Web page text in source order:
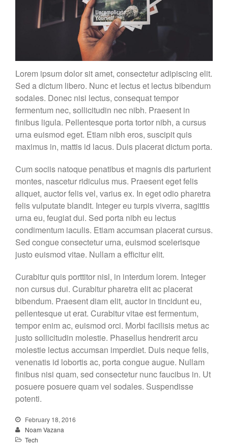
Lorem ipsum dolor sit amet, consectetur adipiscing elit.
Sed a dictum libero. Nunc et lectus et lectus bibendum
sodales. Donec nisi lectus, consequat tempor
fermentum nec, sollicitudin nec nibh. Praesent in
finibus ligula. Pellentesque porta tortor nibh, a cursus
urna euismod eget. Etiam nibh eros, suscipit quis
maximus in, mattis id lacus. Duis placerat dictum porta.
Cum sociis natoque penatibus et magnis dis parturient
montes, nascetur ridiculus mus. Praesent eget felis
aliquet, auctor felis vel, varius ex. In eget odio pharetra
felis vulputate blandit. Integer eu turpis viverra, sagittis
urna eu, feugiat dui. Sed porta nibh eu lectus
condimentum iaculis. Etiam accumsan placerat cursus.
Sed congue consectetur urna, euismod scelerisque
justo euismod vitae. Nullam a efficitur elit.
Curabitur quis porttitor nisl, in interdum lorem. Integer
non cursus dui. Curabitur pharetra elit ac placerat
bibendum. Praesent diam elit, auctor in tincidunt eu,
pellentesque ut erat. Curabitur vitae est fermentum,
tempor enim ac, euismod orci. Morbi facilisis metus ac
justo sollicitudin molestie. Phasellus hendrerit arcu
molestie lectus accumsan imperdiet. Duis neque felis,
venenatis id lobortis ac, porta congue augue. Nullam
finibus nisi quam, sed consectetur nunc faucibus in. Ut
posuere posuere quam vel sodales. Suspendisse
potenti.
February 18, 2016
Noam Vazana
Tech